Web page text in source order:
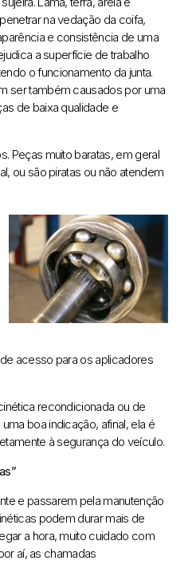
na vedação da coifa,
e consistência de uma
a superfície de trabalho
o funcionamento da junta.
ser também causados por uma
de baixa qualidade e
Peças muito baratas, em geral
ou são piratas ou não atendem
acesso para os aplicadores
recondicionada ou de
boa indicação, afinal, ela é
à segurança do veículo.
e passarem pela manutenção
podem durar mais de
a hora, muito cuidado com
aí, as chamadas